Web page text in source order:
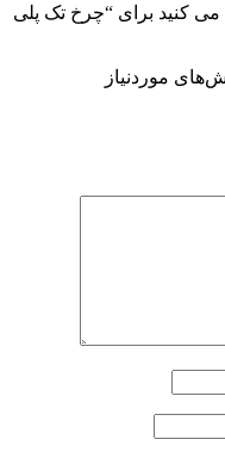
می کنید برای “چرخ تک پلی
موردنیاز